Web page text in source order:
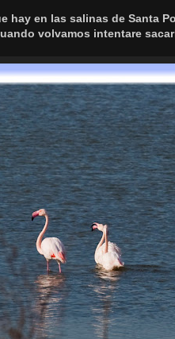
hay en las salinas de Santa
volvamos intentare